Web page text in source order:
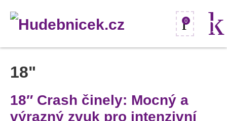
0
18"
18″ Crash činely: Mocný a
výrazný zvuk pro intenzivní